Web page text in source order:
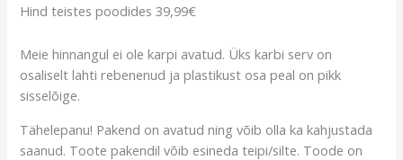
Hind teistes poodides 39,99€
Meie hinnangul ei ole karpi avatud. Üks karbi serv on
osaliselt lahti rebenenud ja plastikust osa peal on pikk
sisselõige.
Tähelepanu! Pakend on avatud ning võib olla ka kahjustada
saanud. Toote pakendil võib esineda teipi/silte. Toode on